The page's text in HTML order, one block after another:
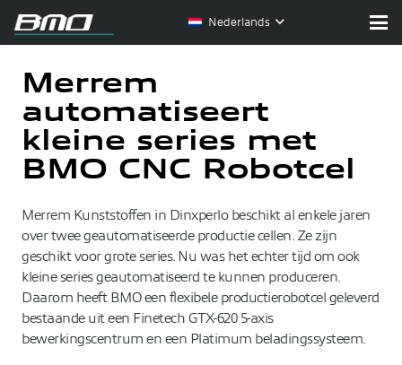
Nederlands
Merrem
automatiseert
kleine series met
BMO CNC Robotcel
Merrem Kunststoffen in Dinxperlo beschikt al enkele jaren
over twee geautomatiseerde productie cellen. Ze zijn
geschikt voor grote series. Nu was het echter tijd om ook
kleine series geautomatiseerd te kunnen produceren.
Daarom heeft BMO een flexibele productierobotcel geleverd
bestaande uit een Finetech GTX-620 5-axis
bewerkingscentrum en een Platimum beladingssysteem.